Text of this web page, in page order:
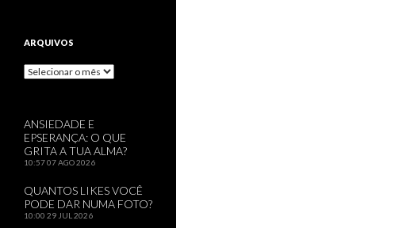
ARQUIVOS
Arquivos
ANSIEDADE E
EPSERANÇA: O QUE
GRITA A TUA ALMA?
10:5707 AGO 2026
QUANTOS LIKES VOCÊ
PODE DAR NUMA FOTO?
10:00 29 JUL 2026